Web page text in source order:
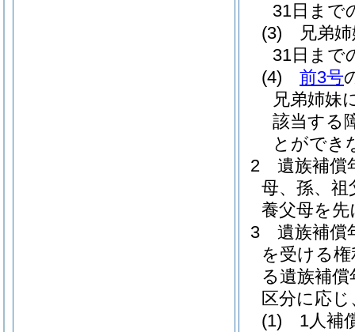
31日まで
(3)
兄弟
31日まで
(4)
前3号
兄弟姉妹
該当する
とができ
2
遺族補償
母、孫、
養父母を
3
遺族補償
を受ける
る遺族補
区分に応
(1)
1人補